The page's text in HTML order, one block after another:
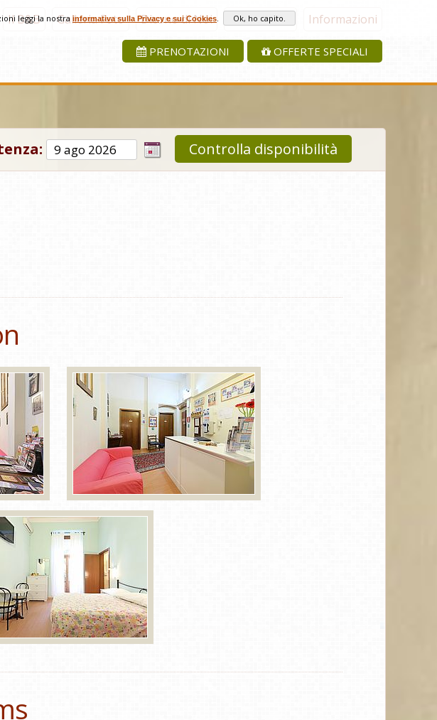
Il B&B Galleria Foto Dicono di Noi Dove Siamo Informazioni
OFFERTE SPECIALI
PRENOTAZIONI
Controlla disponibilità
leggi la nostra informativa sulla Privacy e sui Cookies.